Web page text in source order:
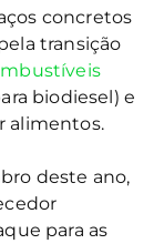
concretos
transição
biodiesel) e
alimentos.
deste ano,
para as